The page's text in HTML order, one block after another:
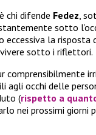
chi difende Fedez ,
sotto
la risposta
vivere sotto i riflettori.
comprensibilmente
agli occhi delle
(rispetto a
nei prossimi giorni